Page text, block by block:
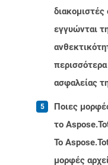
εγγυώνται
ασφαλείας
Ποιες
το
Το
μορφές